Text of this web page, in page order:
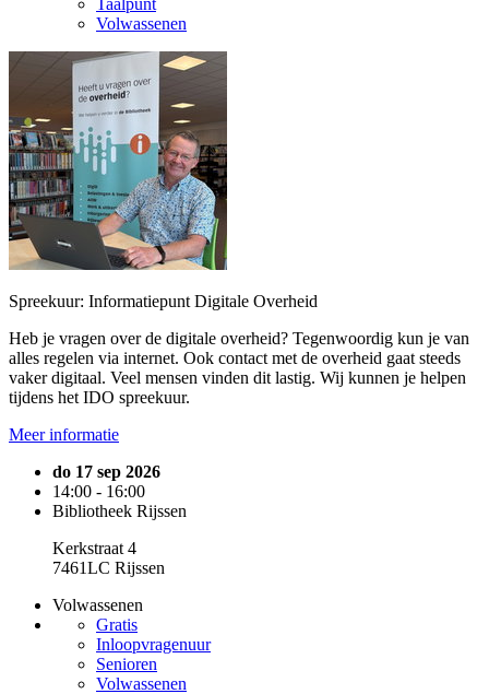
Taalpunt
Volwassenen
Spreekuur: Informatiepunt Digitale Overheid
Heb je vragen over de digitale overheid? Tegenwoordig kun je van
alles regelen via internet. Ook contact met de overheid gaat steeds
vaker digitaal. Veel mensen vinden dit lastig. Wij kunnen je helpen
tijdens het IDO spreekuur.
Meer informatie
do 17 sep 2026
14:00 - 16:00
Bibliotheek Rijssen
Kerkstraat 4
7461LC Rijssen
Volwassenen
Gratis
Inloopvragenuur
Senioren
Volwassenen